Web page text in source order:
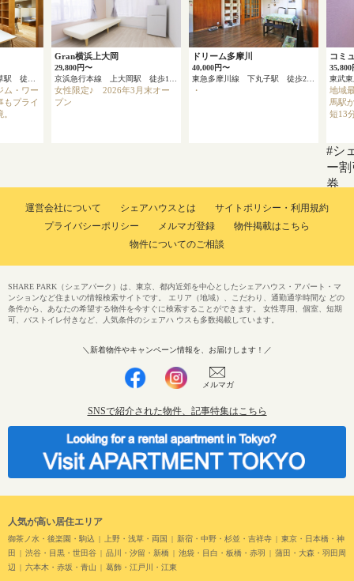
東京メトロ銀座線 浅草駅 徒歩4分
ム・ワー
もプライ
Gran横浜上大岡
29,800円〜
京浜急行本線 上大岡駅 徒歩13分
女性限定♪ 2026年3月末オー
プン
ドリーム多摩川
40,000円〜
東急多摩川線 下丸子駅 徒歩2分
・
コミ
35,800
地域
馬駅
短13
#シ
ー
券
運営会社について シェアハウスとは
サイトポリシー・利用規約
プライバシーポリシー
メルマガ登録
物件掲載はこちら
物件についてのご相談
人気が高い居住エリア
御茶ノ水・後楽園・駒込 上野・浅草・両国 新宿・中野・杉並・吉祥寺
東京・日本橋・神
田
渋谷・目黒・世田谷 品川・汐留・新橋 池袋・目白・板橋・赤羽
蒲田・大森・羽田周
辺
六本木・赤坂・青山 葛飾・江戸川・江東
SHARE PARK（シェアパーク）は、東京、都内近郊を中心としたシェアハウス・アパート・マ
ンションなど住まいの情報検索サイトです。 エリア（地域）、こだわり、通勤通学時間な どの
条件から、あなたの希望する物件を今すぐに検索することができます。 女性専用、個室、短期
可、バストイレ付きなど、人気条件のシェアハ ウスも多数掲載しています。
＼新着物件やキャンペーン情報を、お届けします！／
メルマガ
SNSで紹介された物件、記事特集はこちら